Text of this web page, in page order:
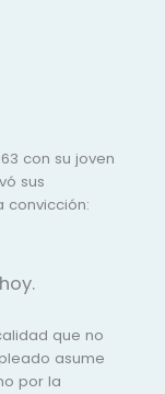
con su joven
sus
convicción:
que no
asume
por la